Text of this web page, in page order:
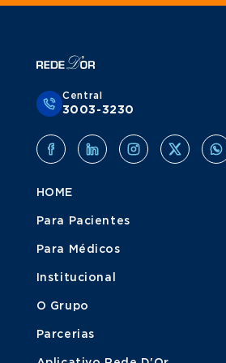
Central
3003-3230
HOME
Para Pacientes
Para Médicos
Institucional
O Grupo
Parcerias